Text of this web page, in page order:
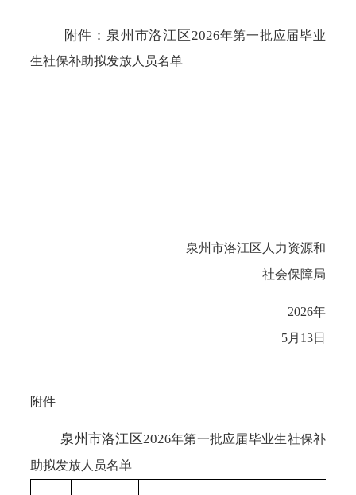
附件：泉州市洛江区2026年第一批应届毕业
生社保补助拟发放人员名单
泉州市洛江区人力资源和
社会保障局
2026年
5月 13日
附件
泉州市洛江区2026年第一批应届毕业生社保补
助拟发放人员名单